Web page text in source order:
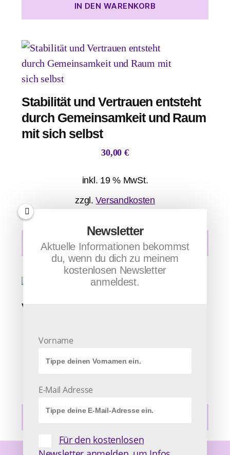
IN DEN WARENKORB
Stabilität und Vertrauen entsteht
durch Gemeinsamkeit und Raum
mit sich selbst
30,00 €
inkl. 19 % MwSt.
zzgl.Versandkosten
IN DEN WARENKORB
Verbindungen heilen
Lieferzeit:
Newsletter
Aktuelle Informationen bekommst
du, wenn du dich zu meinem
kostenlosen Newsletter
anmeldest.
Vorname
E-Mail Adresse
Für den kostenlosen